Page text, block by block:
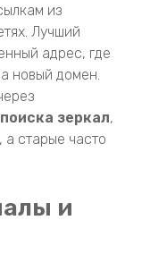
из
Лучший
адрес, где
новый домен.
зеркал,
а старые часто
и